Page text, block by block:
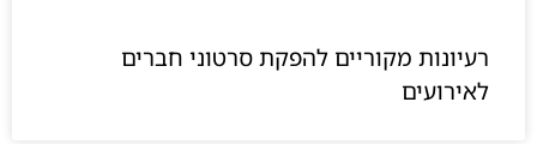
רעיונות מקוריים להפקת סרטוני חברים
לאירועים